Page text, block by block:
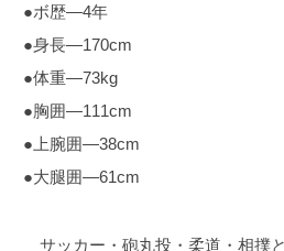
●ボ歴―4年
●身長―170cm
●体重―73kg
●胸囲―111cm
●上腕囲―38cm
●大腿囲―61cm
サッカー・砲丸投・柔道・相撲